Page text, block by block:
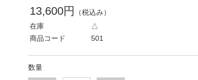
13,600円
（税込み）
在庫
△
商品コード
501
数量